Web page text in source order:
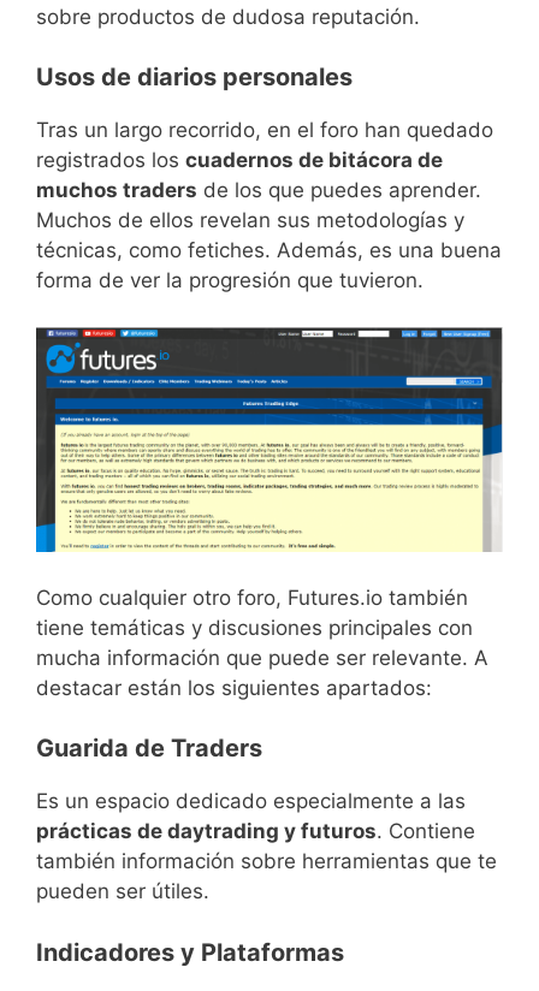
sobre productos de dudosa reputación.
Usos de diarios personales
Tras un largo recorrido, en el foro han quedado
registrados los cuadernos de bitácora de
muchos traders de los que puedes aprender.
Muchos de ellos revelan sus metodologías y
técnicas, como fetiches. Además, es una buena
forma de ver la progresión que tuvieron.
Como cualquier otro foro, Futures.io también
tiene temáticas y discusiones principales con
mucha información que puede ser relevante. A
destacar están los siguientes apartados:
Guarida de Traders
Es un espacio dedicado especialmente a las
prácticas de daytrading y futuros. Contiene
también información sobre herramientas que te
pueden ser útiles.
Indicadores y Plataformas